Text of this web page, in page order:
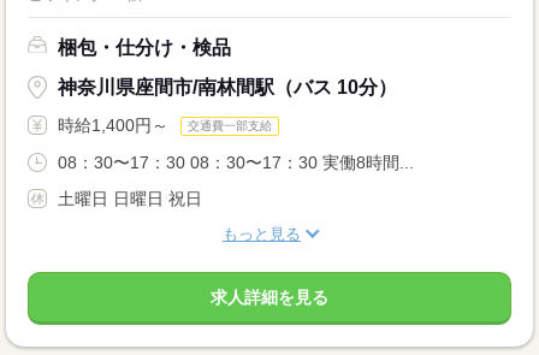
梱包・仕分け・検品
神奈川県座間市/南林間駅（バス 10分）
時給1,400円～ 交通費一部支給
08：30〜17：30 08：30〜17：30 実働8時間...
土曜日 日曜日 祝日
もっと見る
求人詳細を見る